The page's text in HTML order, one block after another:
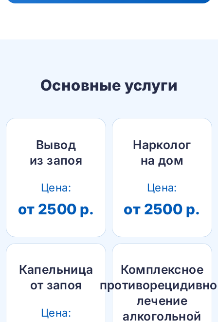
Основные услуги
Вывод
из запоя
Цена:
от 2500 р.
Нарколог
на дом
Цена:
от 2500 р.
Капельница
от запоя
Цена:
Комплексное
лечение
алкогольной